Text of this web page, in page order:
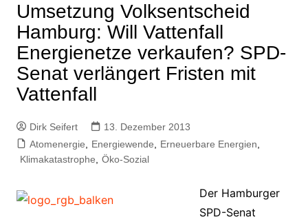
Umsetzung Volksentscheid
Hamburg: Will Vattenfall
Energienetze verkaufen? SPD-
Senat verlängert Fristen mit
Vattenfall
Dirk Seifert
13. Dezember 2013
Atomenergie
Energiewende Erneuerbare Energien
Klimakatastrophe
Öko-Sozial
Der Hamburger
SPD-Senat